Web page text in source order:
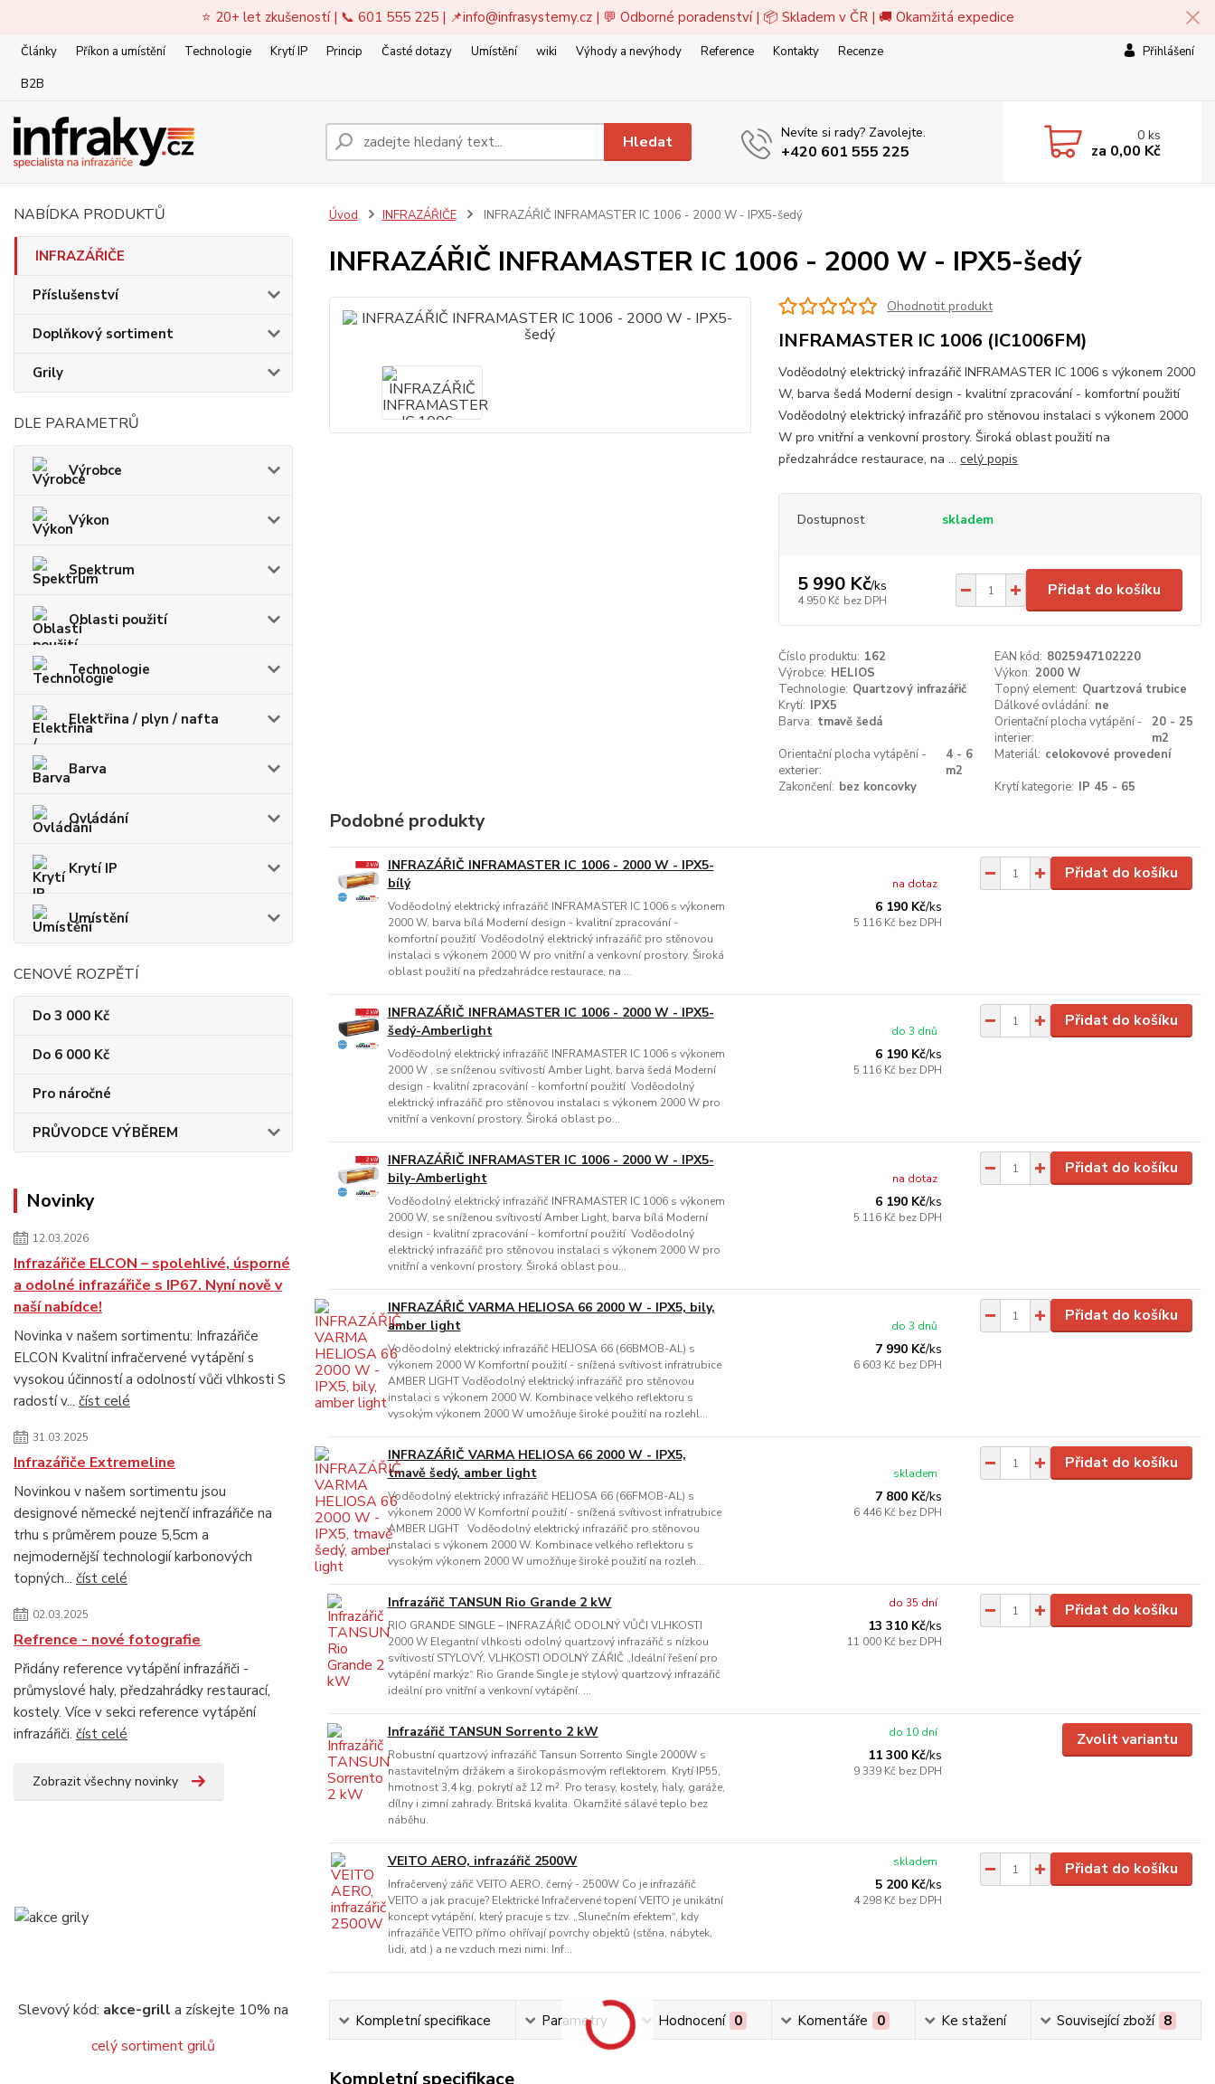
⭐ 20+ let zkušeností | 📞 601 555 225 | 📌info@infrasystemy.cz| 💬 Odborné poradenství | 📦 Skladem v ČR | 🚚 Okamžitá expedice
Články Příkon a umístění Technologie Krytí IP Princip Časté dotazy Umístění wiki Výhody a nevýhody Reference Kontakty
Recenze
B2B
Přihlášení
Hledat Nevíte si rady? Zavolejte.
+420 601 555 225
0 ks
za 0,00 Kč
NABÍDKA PRODUKTŮ
INFRAZÁŘIČE
Příslušenství
Doplňkový sortiment
Grily
DLE PARAMETRŮ
Výrobce
Výkon
Spektrum
Oblasti použití
Technologie
Elektřina / plyn / nafta
Barva
Ovládání
Krytí IP
Umístění
CENOVÉ ROZPĚTÍ
Do 3 000 Kč
Do 6 000 Kč
Pro náročné
PRŮVODCE VÝBĚREM
Novinky
12.03.2026
Infrazářiče ELCON – spolehlivé, úsporné
a odolné infrazářiče s IP67. Nyní nově v
naší nabídce!
Novinka v našem sortimentu: Infrazářiče
ELCON Kvalitní infračervené vytápění s
vysokou účinností a odolností vůči vlhkosti S
radostí v... číst celé
31.03.2025
Infrazářiče Extremeline
Novinkou v našem sortimentu jsou
designové německé nejtenčí infrazářiče na
trhu s průměrem pouze 5,5cm a
nejmodernější technologií karbonových
topných... číst celé
02.03.2025
Refrence - nové fotografie
Přidány reference vytápění infrazářiči -
průmyslové haly, předzahrádky restaurací,
kostely. Více v sekci reference vytápění
infrazářiči. číst celé
Zobrazit všechny novinky
Slevový kód: akce-grill a získejte 10% na
celý sortiment grilů
Úvod INFRAZÁŘIČE INFRAZÁŘIČ INFRAMASTER IC 1006 - 2000 W - IPX5-šedý
INFRAZÁŘIČ INFRAMASTER IC 1006 - 2000 W - IPX5-šedý
Ohodnotit produkt
INFRAMASTER IC 1006 (IC1006FM)
Voděodolný elektrický infrazářič INFRAMASTER IC 1006 s výkonem 2000
W, barva šedá Moderní design - kvalitní zpracování - komfortní použití
Voděodolný elektrický infrazářič pro stěnovou instalaci s výkonem 2000
W pro vnitřní a venkovní prostory. Široká oblast použití na
předzahrádce restaurace, na ...celý popis
Dostupnost skladem
5 990 Kč/ks
4 950 Kč bez DPH
Přidat do košíku
Číslo produktu: 162 EAN kód: 8025947102220
Výrobce: HELIOS Výkon: 2000 W
Technologie: Quartzový infrazářič Topný element: Quartzová trubice
Krytí: IPX5 Dálkové ovládání: ne
Barva: tmavě šedá
Orientační plocha vytápění -
interier:
20 - 25
m2
Orientační plocha vytápění -
exterier:
4 - 6
m2
Materiál: celokovové provedení
Zakončení: bez koncovky Krytí kategorie: IP 45 - 65
Podobné produkty
INFRAZÁŘIČ INFRAMASTER IC 1006 - 2000 W - IPX5-
bílý
Voděodolný elektrický infrazářič INFRAMASTER IC 1006 s výkonem
2000 W, barva bílá Moderní design - kvalitní zpracování -
komfortní použití Voděodolný elektrický infrazářič pro stěnovou
instalaci s výkonem 2000 W pro vnitřní a venkovní prostory. Široká
oblast použití na předzahrádce restaurace, na ...
6 190 Kč/ks
5 116 Kč bez DPH
na dotaz
Přidat do košíku
INFRAZÁŘIČ INFRAMASTER IC 1006 - 2000 W - IPX5-
šedý-Amberlight
Voděodolný elektrický infrazářič INFRAMASTER IC 1006 s výkonem
2000 W , se sníženou svítivostí Amber Light, barva šedá Moderní
design - kvalitní zpracování - komfortní použití Voděodolný
elektrický infrazářič pro stěnovou instalaci s výkonem 2000 W pro
vnitřní a venkovní prostory. Široká oblast po...
6 190 Kč/ks
5 116 Kč bez DPH
do 3 dnů
Přidat do košíku
INFRAZÁŘIČ INFRAMASTER IC 1006 - 2000 W - IPX5-
bily-Amberlight
Voděodolný elektrický infrazářič INFRAMASTER IC 1006 s výkonem
2000 W, se sníženou svítivostí Amber Light, barva bílá Moderní
design - kvalitní zpracování - komfortní použití Voděodolný
elektrický infrazářič pro stěnovou instalaci s výkonem 2000 W pro
vnitřní a venkovní prostory. Široká oblast pou...
6 190 Kč/ks
5 116 Kč bez DPH
na dotaz
Přidat do košíku
INFRAZÁŘIČ VARMA HELIOSA 66 2000 W - IPX5, bily,
amber light
Voděodolný elektrický infrazářič HELIOSA 66 (66BMOB-AL) s
výkonem 2000 W Komfortní použití - snížená svítivost infratrubice
AMBER LIGHT Voděodolný elektrický infrazářič pro stěnovou
instalaci s výkonem 2000 W. Kombinace velkého reflektoru s
vysokým výkonem 2000 W umožňuje široké použití na rozlehl...
7 990 Kč/ks
6 603 Kč bez DPH
do 3 dnů
Přidat do košíku
INFRAZÁŘIČ VARMA HELIOSA 66 2000 W - IPX5,
tmavě šedý, amber light
Voděodolný elektrický infrazářič HELIOSA 66 (66FMOB-AL) s
výkonem 2000 W Komfortní použití - snížená svítivost infratrubice
AMBER LIGHT Voděodolný elektrický infrazářič pro stěnovou
instalaci s výkonem 2000 W. Kombinace velkého reflektoru s
vysokým výkonem 2000 W umožňuje široké použití na rozleh...
7 800 Kč/ks
6 446 Kč bez DPH
skladem
Přidat do košíku
Infrazářič TANSUN Rio Grande 2 kW
RIO GRANDE SINGLE – INFRAZÁŘIČ ODOLNÝ VŮČI VLHKOSTI
2000 W Elegantní vlhkosti odolný quartzový infrazářič s nízkou
svítivostí STYLOVÝ, VLHKOSTI ODOLNÝ ZÁŘIČ „Ideální řešení pro
vytápění markýz“ Rio Grande Single je stylový quartzový infrazářič
ideální pro vnitřní a venkovní vytápění. ...
13 310 Kč/ks
11 000 Kč bez DPH
do 35 dní Přidat do košíku
Infrazářič TANSUN Sorrento 2 kW
Robustní quartzový infrazářič Tansun Sorrento Single 2000W s
nastavitelným držákem a širokopásmovým reflektorem. Krytí IP55,
hmotnost 3,4 kg, pokrytí až 12 m². Pro terasy, kostely, haly, garáže,
dílny i zimní zahrady. Britská kvalita. Okamžité sálavé teplo bez
náběhu.
11 300 Kč/ks
9 339 Kč bez DPH
do 10 dní Zvolit variantu
VEITO AERO, infrazářič 2500W
Infračervený zářič VEITO AERO, černý - 2500W Co je infrazářič
VEITO a jak pracuje? Elektrické Infračervené topení VEITO je unikátní
koncept vytápění, který pracuje s tzv. „Slunečním efektem“, kdy
infrazářiče VEITO přímo ohřívají povrchy objektů (stěna, nábytek,
lidi, atd.) a ne vzduch mezi nimi. Inf...
5 200 Kč/ks
4 298 Kč bez DPH
skladem Přidat do košíku
Kompletní specifikace Parametry Hodnocení 0 Komentáře 0 Ke stažení Související zboží 8
Kompletní specifikace